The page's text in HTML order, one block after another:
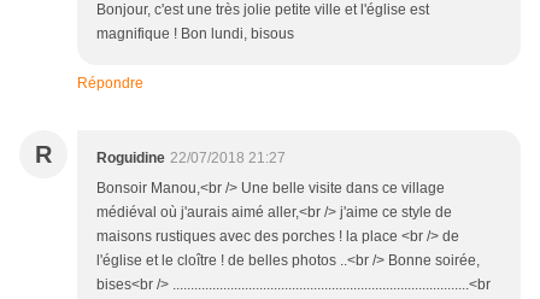
Bonjour, c'est une très jolie petite ville et l'église est
magnifique ! Bon lundi, bisous
Répondre
R Roguidine 22/07/2018 21:27
Bonsoir Manou,<br /> Une belle visite dans ce village
médiéval où j'aurais aimé aller,<br /> j'aime ce style de
maisons rustiques avec des porches ! la place <br /> de
l'église et le cloître ! de belles photos ..<br /> Bonne soirée,
bises<br /> ..................................................................................<br